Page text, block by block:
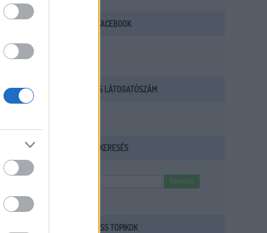
FACEBOOK
AKTUÁLIS LÁTOGATÓSZÁM
KERESÉS
FRISS TOPIKOK